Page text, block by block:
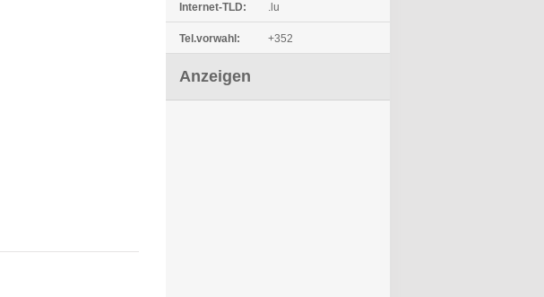
Internet-TLD: .lu
Tel.vorwahl: +352
Anzeigen